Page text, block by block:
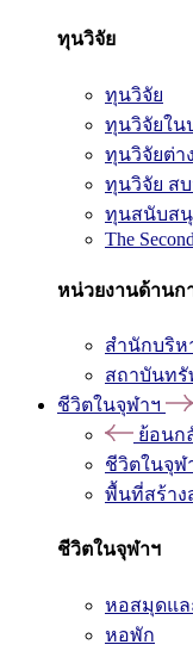
ทุนวิจัย
ทุนวิจัย
ทุนวิจัยใน
ทุนวิจัยต่า
ทุนวิจัย สบ
ทุนสนับสนุ
The
หน่วยงานด้านก
สำนักบริห
สถาบันท
ชีวิตในจุฬาฯ
ย้อนก
ชีวิตในจุฬ
พื้นที่สร้าง
ชีวิตในจุฬาฯ
หอสมุดแล
หอพัก